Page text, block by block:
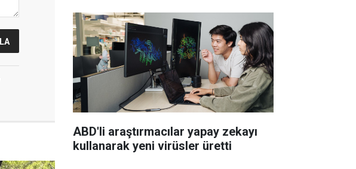
ABD'li araştırmacılar yapay zekayı
kullanarak yeni virüsler üretti